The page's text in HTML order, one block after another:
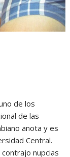
de los
de las
anota y es
Central.
nupcias